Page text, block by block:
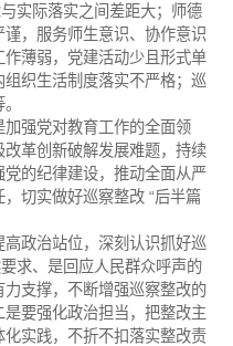
实际落实之间差距大；师德
，服务师生意识、协作意识
薄弱，党建活动少且形式单
织生活制度落实不严格；巡
强党对教育工作的全面领
革创新破解发展难题，持续
的纪律建设，推动全面从严
切实做好巡察整改 “后半篇
政治站位，深刻认识抓好巡
求、是回应人民群众呼声的
支撑，不断增强巡察整改的
要强化政治担当，把整改主
实践，不折不扣落实整改责